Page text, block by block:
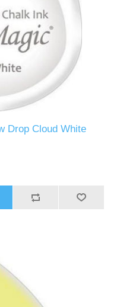
Drop Cloud White